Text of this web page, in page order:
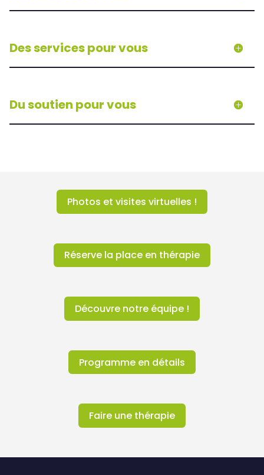
Des services pour vous
Du soutien pour vous
Photos et visites virtuelles !
Réserve la place en thérapie
Découvre notre équipe !
Programme en détails
Faire une thérapie